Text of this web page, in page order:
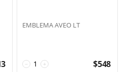
EMBLEMA AVEO LT
+
− $548